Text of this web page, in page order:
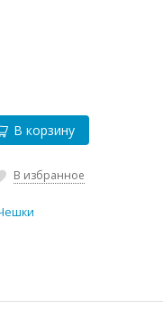
В корзину
В избранное